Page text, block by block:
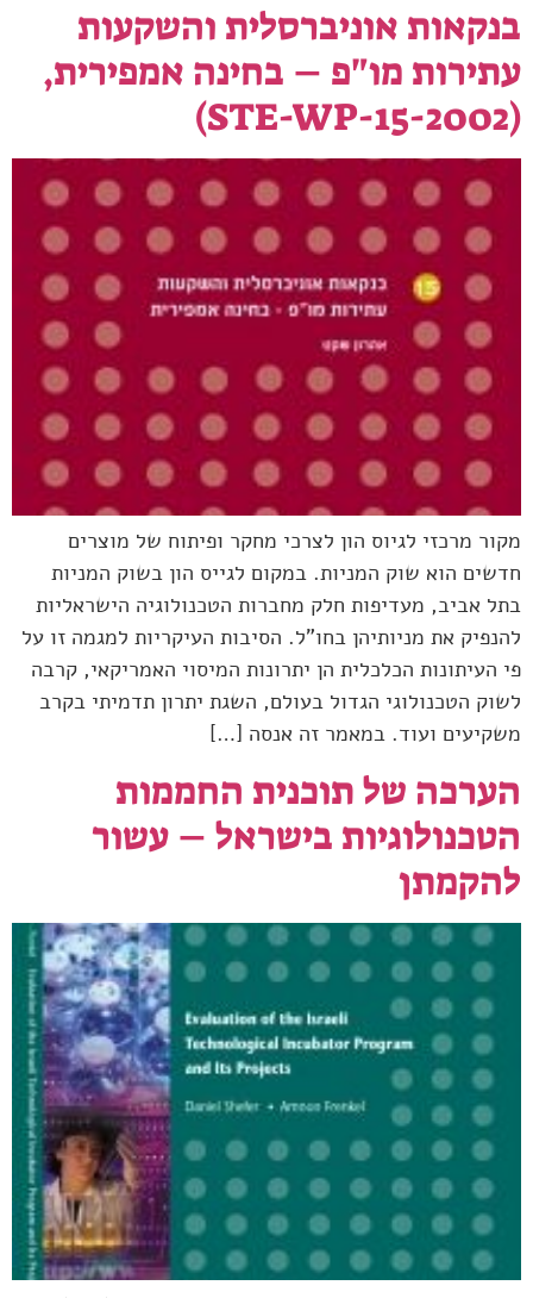
בנקאות אוניברסלית והשקעות
עתירות מו"פ – בחינה אמפירית,
(STE-WP-15-2002)
מקור מרכזי לגיוס הון לצרכי מחקר ופיתוח של מוצרים
חדשים הוא שוק המניות. במקום לגייס הון בשוק המניות
בתל אביב, מעדיפות חלק מחברות הטכנולוגיה הישראליות
להנפיק את מניותיהן בחו"ל. הסיבות העיקריות למגמה זו על
פי העיתונות הכלכלית הן יתרונות המיסוי האמריקאי, קרבה
לשוק הטכנולוגי הגדול בעולם, השגת יתרון תדמיתי בקרב
משקיעים ועוד. במאמר זה אנסה […]
הערכה של תוכנית החממות
הטכנולוגיות בישראל – עשור
להקמתן